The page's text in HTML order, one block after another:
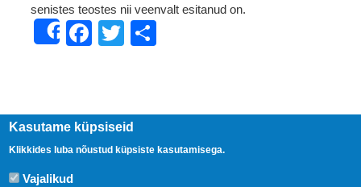
senistes teostes nii veenvalt esitanud on.
ShareFacebook
Twitter
Kasutame küpsiseid
Klikkides luba nõustud küpsiste kasutamisega.
Vajalikud